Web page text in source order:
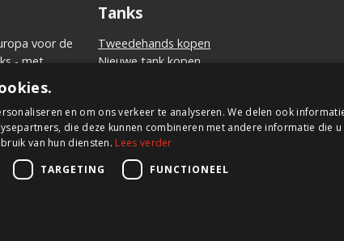
voor de
- met
Tank
en
of
Tanks
Tweedehands kopen
Nieuwe tank kopen
Aanpassingen aan uw tank
en om ons verkeer te analyseren. We delen ook
die deze kunnen combineren met andere informatie die u
van hun diensten. Lees verder
TARGETING FUNCTIONEEL